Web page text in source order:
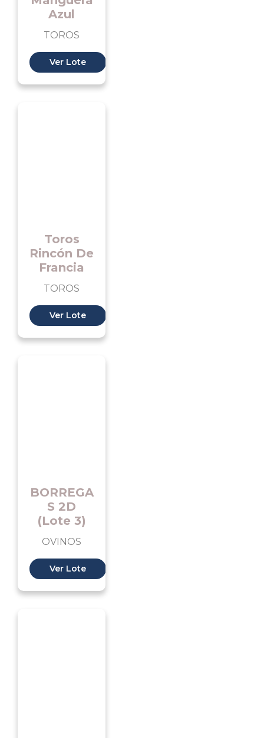
Azul
TOROS
Ver Lote
Toros
Rincón De
Francia
TOROS
Ver Lote
BORREGA
S 2D
(Lote 3)
OVINOS
Ver Lote